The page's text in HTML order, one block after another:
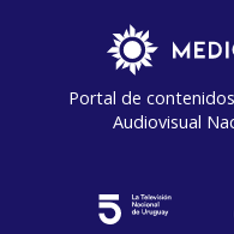
Portal de
Audiovisual